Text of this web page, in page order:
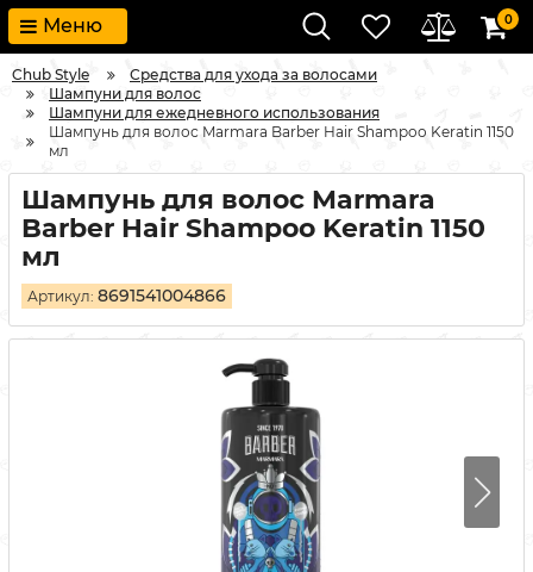
Меню 0
Chub Style
Средства для ухода за волосами
Шампуни для волос
Шампуни для ежедневного использования
Шампунь для волос Marmara Barber Hair Shampoo Keratin 1150
мл
Шампунь для волос Marmara
Barber Hair Shampoo Keratin 1150
мл
Артикул: 8691541004866